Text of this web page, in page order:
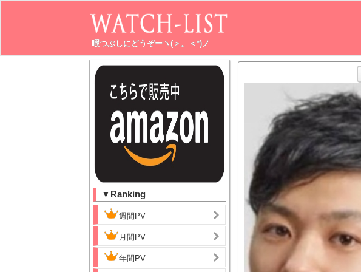
暇つぶしにどうぞーヽ(＞。＜*)ノ
▼Ranking
週間PV
月間PV
年間PV